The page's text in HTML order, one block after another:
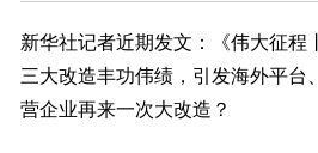
新华社记者近期发文：《伟大征程
三大改造丰功伟绩，引发海外平台
营企业再来一次大改造？